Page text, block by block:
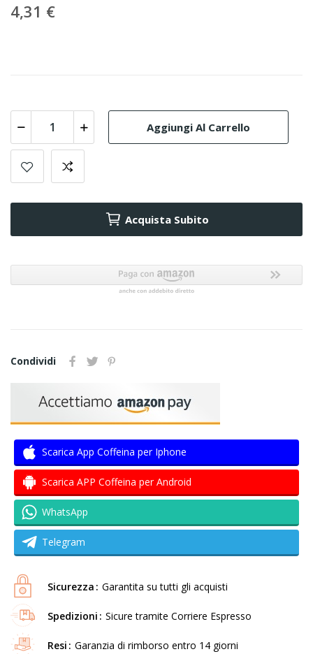
4,31 €
Aggiungi Al Carrello
Acquista Subito
Condividi
Scarica App Coffeina per Iphone
Scarica APP Coffeina per Android
WhatsApp
Telegram
Sicurezza Garantita su tutti gli acquisti
Spedizioni Sicure tramite Corriere Espresso
Resi Garanzia di rimborso entro 14 giorni